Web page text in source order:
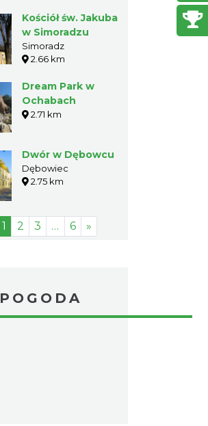
Kościół św. Jakuba
w Simoradzu
Simoradz
2.66 km
Dream Park w
Ochabach
2.71 km
Dwór w Dębowcu
Dębowiec
2.75 km
1 2 3 … 6 »
POGODA